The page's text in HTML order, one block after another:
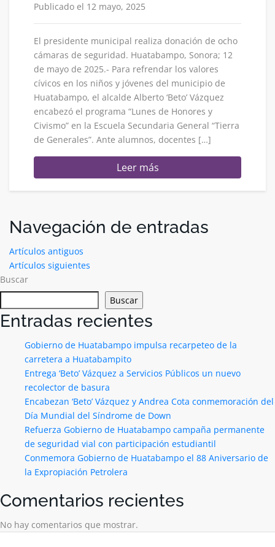
Publicado el 12 mayo, 2025
El presidente municipal realiza donación de ocho
cámaras de seguridad. Huatabampo, Sonora; 12
de mayo de 2025.- Para refrendar los valores
cívicos en los niños y jóvenes del municipio de
Huatabampo, el alcalde Alberto ‘Beto’ Vázquez
encabezó el programa “Lunes de Honores y
Civismo” en la Escuela Secundaria General “Tierra
de Generales”. Ante alumnos, docentes […]
Leer más
Navegación de entradas
Artículos antiguos
Artículos siguientes
Buscar
Buscar
Entradas recientes
Gobierno de Huatabampo impulsa recarpeteo de la
carretera a Huatabampito
Entrega ‘Beto’ Vázquez a Servicios Públicos un nuevo
recolector de basura
Encabezan ‘Beto’ Vázquez y Andrea Cota conmemoración del
Día Mundial del Síndrome de Down
Refuerza Gobierno de Huatabampo campaña permanente
de seguridad vial con participación estudiantil
Conmemora Gobierno de Huatabampo el 88 Aniversario de
la Expropiación Petrolera
Comentarios recientes
No hay comentarios que mostrar.